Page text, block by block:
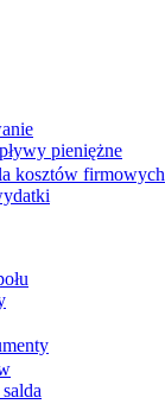
pieniężne
kosztów firmowych